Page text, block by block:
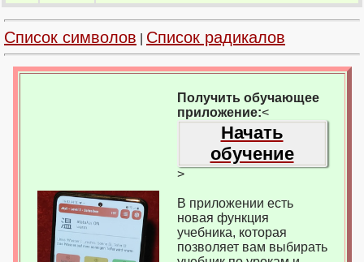
Список символов Список радикалов
Получить обучающее
приложение:<
Начать
обучение
>
В приложении есть
новая функция
учебника, которая
позволяет вам выбирать